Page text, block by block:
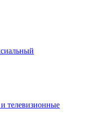
телевизионные